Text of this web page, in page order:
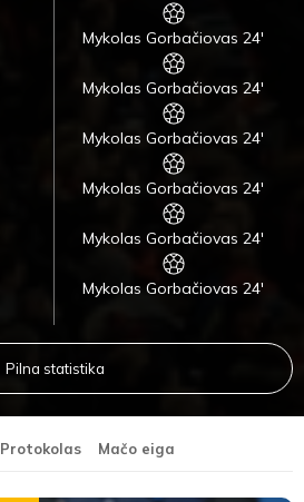
Mykolas Gorbačiovas 24'
Mykolas Gorbačiovas 24'
Mykolas Gorbačiovas 24'
Mykolas Gorbačiovas 24'
Mykolas Gorbačiovas 24'
Mykolas Gorbačiovas 24'
Pilna statistika
Protokolas Mačo eiga